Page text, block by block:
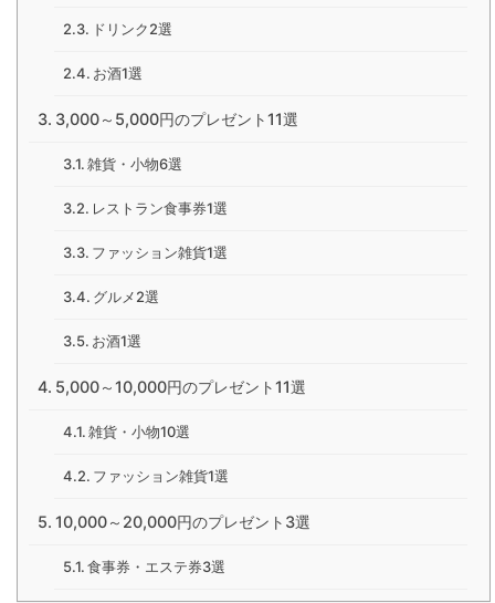
ドリンク2選
お酒1選
3,000～5,000円のプレゼント11選
雑貨・小物6選
レストラン食事券1選
ファッション雑貨1選
グルメ2選
お酒1選
5,000～10,000円のプレゼント11選
雑貨・小物10選
ファッション雑貨1選
10,000～20,000円のプレゼント3選
食事券・エステ券3選